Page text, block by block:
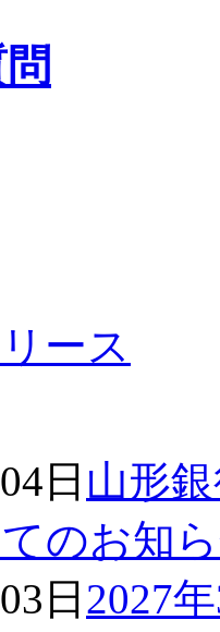
ース
日 山形
のお知
日 2027